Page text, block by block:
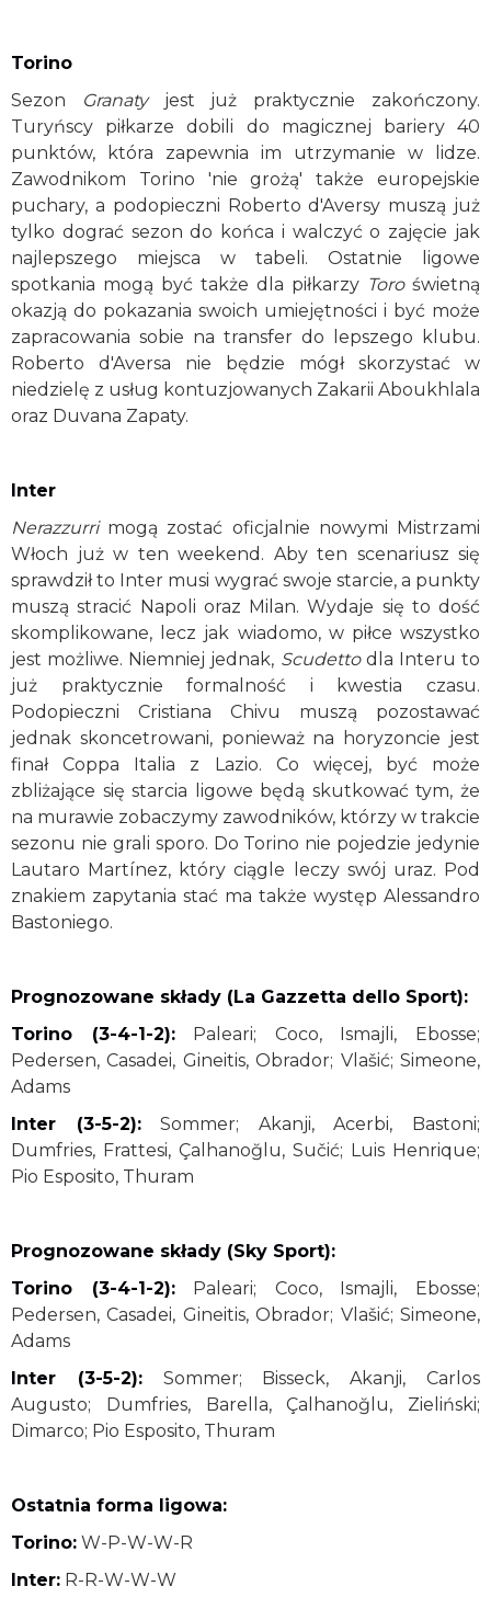
Torino
Sezon
Granatyjest już praktycznie zakończony.
Turyńscy piłkarze dobili do magicznej bariery 40
punktów, która zapewnia im utrzymanie w lidze.
Zawodnikom Torino 'nie grożą' także europejskie
puchary, a podopieczni Roberto d'Aversy muszą już
tylko dograć sezon do końca i walczyć o zajęcie jak
najlepszego miejsca w tabeli. Ostatnie ligowe
spotkania mogą być także dla piłkarzy Toroświetną
okazją do pokazania swoich umiejętności i być może
zapracowania sobie na transfer do lepszego klubu.
Roberto d'Aversa nie będzie mógł skorzystać w
niedzielę z usług kontuzjowanych Zakarii Aboukhlala
oraz Duvana Zapaty.
Inter
Nerazzurrimogą zostać oficjalnie nowymi Mistrzami
Włoch już w ten weekend. Aby ten scenariusz się
sprawdził to Inter musi wygrać swoje starcie, a punkty
muszą stracić Napoli oraz Milan. Wydaje się to dość
skomplikowane, lecz jak wiadomo, w piłce wszystko
jest możliwe. Niemniej jednak, Scudetto dla Interu to
już praktycznie formalność i kwestia czasu.
Podopieczni Cristiana Chivu muszą pozostawać
jednak skoncetrowani, ponieważ na horyzoncie jest
finał Coppa Italia z Lazio. Co więcej, być może
zbliżające się starcia ligowe będą skutkować tym, że
na murawie zobaczymy zawodników, którzy w trakcie
sezonu nie grali sporo. Do Torino nie pojedzie jedynie
Lautaro Martínez, który ciągle leczy swój uraz. Pod
znakiem zapytania stać ma także występ Alessandro
Bastoniego.
Prognozowane składy (La Gazzetta dello Sport):
Torino (3-4-1-2):Paleari; Coco, Ismajli, Ebosse;
Pedersen, Casadei, Gineitis, Obrador; Vlašić; Simeone,
Adams
Inter (3-5-2):Sommer; Akanji, Acerbi, Bastoni;
Dumfries, Frattesi, Çalhanoğlu, Sučić; Luis Henrique;
Pio Esposito, Thuram
Prognozowane składy (Sky Sport):
Torino (3-4-1-2):Paleari; Coco, Ismajli, Ebosse;
Pedersen, Casadei, Gineitis, Obrador; Vlašić; Simeone,
Adams
Inter (3-5-2):Sommer; Bisseck, Akanji, Carlos
Augusto; Dumfries, Barella, Çalhanoğlu, Zieliński;
Dimarco; Pio Esposito, Thuram
Ostatnia forma ligowa:
Torino: W-P-W-W-R
Inter: R-R-W-W-W